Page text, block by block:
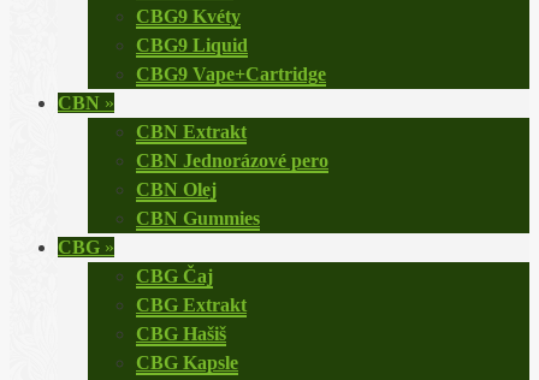
CBG9 Kvéty
CBG9 Liquid
CBG9 Vape+Cartridge
CBN »
CBN Extrakt
CBN Jednorázové pero
CBN Olej
CBN Gummies
CBG »
CBG Čaj
CBG Extrakt
CBG Hašiš
CBG Kapsle